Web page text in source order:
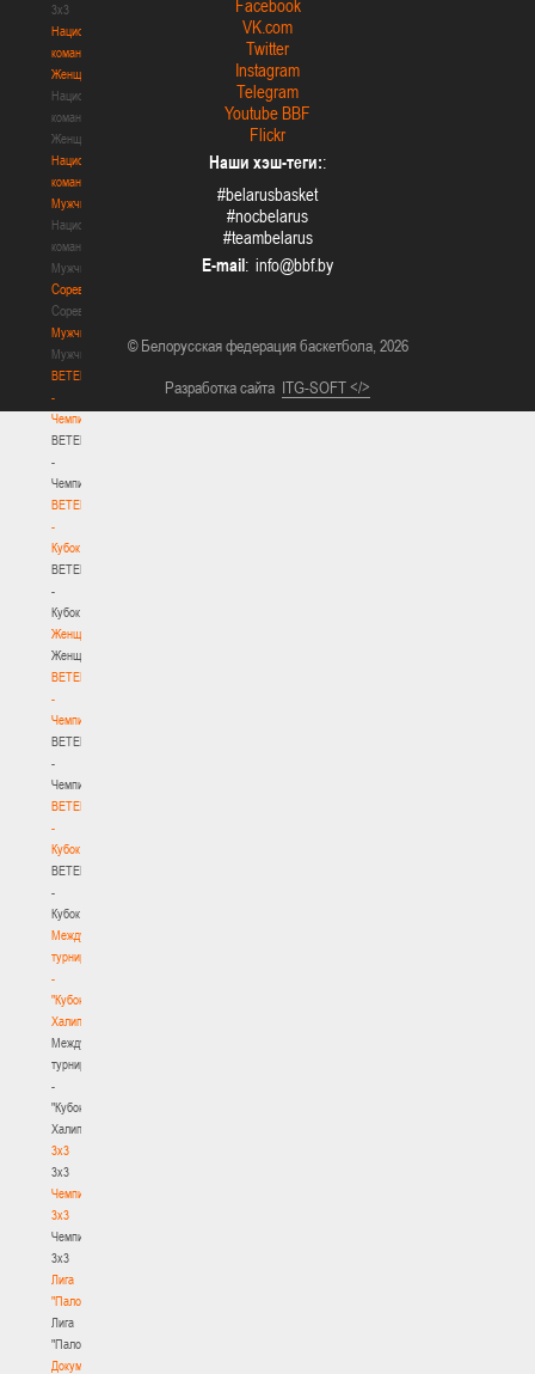
3х3
Национальная
команда.
Женщины
Национальная
команда.
Женщины
Национальная
команда.
Мужчины
Национальная
команда.
Мужчины
Соревнования
Соревнования
Мужчины
Мужчины
BETERA
-
Чемпионат
BETERA
-
Чемпионат
BETERA
-
Кубок
BETERA
-
Кубок
Женщины
Женщины
BETERA
-
Чемпионат
BETERA
-
Чемпионат
BETERA
-
Кубок
BETERA
-
Кубок
Международный
турнир
-
"Кубок
Халипского"
Международный
турнир
-
"Кубок
Халипского"
3x3
3x3
Чемпионат
3х3
Чемпионат
3х3
Лига
"Палова"
Лига
"Палова"
Документы
Facebook
VK.com
Twitter
Instagram
Telegram
Youtube BBF
Flickr
Наши хэш-теги::
#belarusbasket
#nocbelarus
#teambelarus
E-mail:
© Белорусская федерация баскетбола, 2026
Разработка сайта ITG-SOFT </>